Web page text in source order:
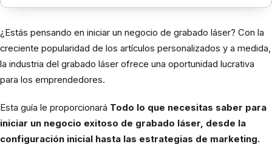
¿Estás pensando en iniciar un negocio de grabado láser? Con la
creciente popularidad de los artículos personalizados y a medida,
la industria del grabado láser ofrece una oportunidad lucrativa
para los emprendedores.
Esta guía le proporcionará Todo lo que necesitas saber para
iniciar un negocio exitoso de grabado láser, desde la
configuración inicial hasta las estrategias de marketing.